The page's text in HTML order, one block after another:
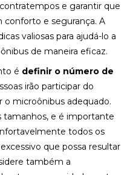
e garantir que
e segurança. A
valiosas para ajudá-lo a
de maneira eficaz.
é definir o número de
irão participar do
o microônibus adequado.
e é importante
todos os
que possa resultar
também a